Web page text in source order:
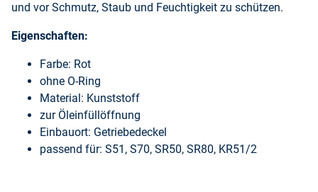
und vor Schmutz, Staub und Feuchtigkeit zu schützen.
Eigenschaften:
Farbe: Rot
ohne O-Ring
Material: Kunststoff
zur Öleinfüllöffnung
Einbauort: Getriebedeckel
passend für: S51, S70, SR50, SR80, KR51/2